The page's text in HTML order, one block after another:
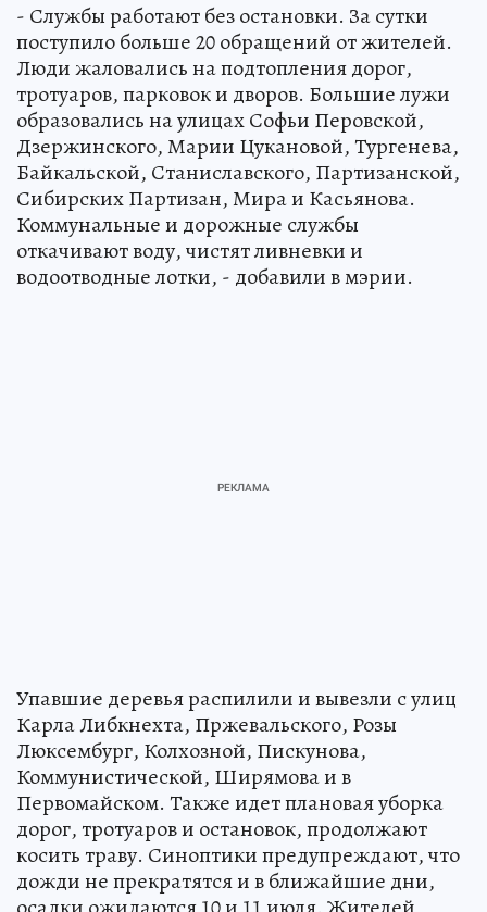
- Службы работают без остановки. За сутки
поступило больше 20 обращений от жителей.
Люди жаловались на подтопления дорог,
тротуаров, парковок и дворов. Большие лужи
образовались на улицах Софьи Перовской,
Дзержинского, Марии Цукановой, Тургенева,
Байкальской, Станиславского, Партизанской,
Сибирских Партизан, Мира и Касьянова.
Коммунальные и дорожные службы
откачивают воду, чистят ливневки и
водоотводные лотки, - добавили в мэрии.
Упавшие деревья распилили и вывезли с улиц
Карла Либкнехта, Пржевальского, Розы
Люксембург, Колхозной, Пискунова,
Коммунистической, Ширямова и в
Первомайском. Также идет плановая уборка
дорог, тротуаров и остановок, продолжают
косить траву. Синоптики предупреждают, что
дожди не прекратятся и в ближайшие дни,